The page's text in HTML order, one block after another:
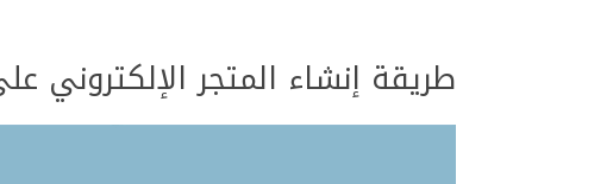
طريقة إنشاء المتجر الإلكتروني